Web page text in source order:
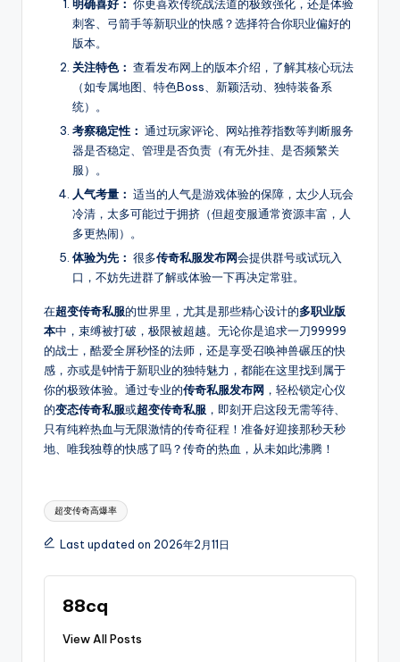
明确喜好： 你更喜欢传统战法道的极致强化，还是体验
刺客、弓箭手等新职业的快感？选择符合你职业偏好的
版本。
关注特色： 查看发布网上的版本介绍，了解其核心玩法
（如专属地图、特色Boss、新颖活动、独特装备系
统）。
考察稳定性： 通过玩家评论、网站推荐指数等判断服务
器是否稳定、管理是否负责（有无外挂、是否频繁关
服）。
人气考量： 适当的人气是游戏体验的保障，太少人玩会
冷清，太多可能过于拥挤（但超变服通常资源丰富，人
多更热闹）。
体验为先： 很多传奇私服发布网会提供群号或试玩入
口，不妨先进群了解或体验一下再决定常驻。
在超变传奇私服的世界里，尤其是那些精心设计的多职业版
本中，束缚被打破，极限被超越。无论你是追求一刀99999
的战士，酷爱全屏秒怪的法师，还是享受召唤神兽碾压的快
感，亦或是钟情于新职业的独特魅力，都能在这里找到属于
你的极致体验。通过专业的传奇私服发布网 ，轻松锁定心仪
的变态传奇私服或超变传奇私服 ，即刻开启这段无需等待、
只有纯粹热血与无限激情的传奇征程！准备好迎接那秒天秒
地、唯我独尊的快感了吗？传奇的热血，从未如此沸腾！
Tags:
超变传奇高爆率
Last updated on 2026年2月11日
88cq
View All Posts